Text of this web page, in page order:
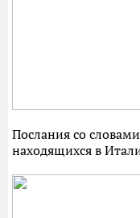
Послания со
находящихся в